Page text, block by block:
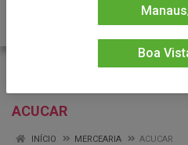
ACUCAR
INÍCIO MERCEARIA ACUCAR
Boa